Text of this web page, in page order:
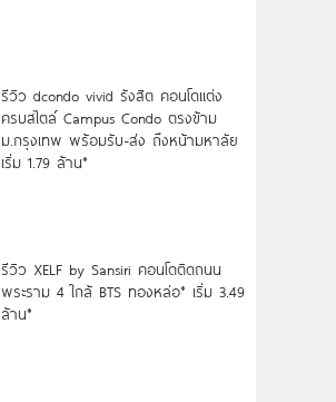
รีวิว dcondo vivid รังสิต คอนโดแต่ง
ครบสไตล์ Campus Condo ตรงข้าม
ม.กรุงเทพ พร้อมรับ-ส่ง ถึงหน้ามหาลัย
เริ่ม 1.79 ล้าน*
รีวิว XELF by Sansiri คอนโดติดถนน
พระราม 4 ใกล้ BTS ทองหล่อ* เริ่ม 3.49
ล้าน*